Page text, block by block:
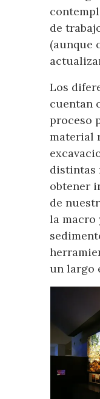
de
(aunque
Los
cuentan
proceso
material
distintas
obtener
de
la macro
un largo